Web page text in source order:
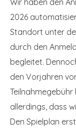
Wir haben den
2026
Standort unter
durch den
begleitet.
den Vorjahren
allerdings, dass
Den Spielplan